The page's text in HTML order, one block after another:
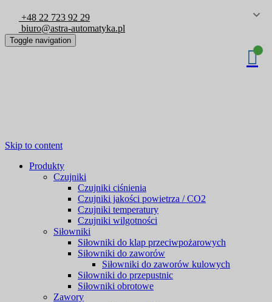
+48 22 723 92 29
biuro@astra-automatyka.pl
Toggle navigation
Skip to content
Produkty
Czujniki
Czujniki ciśnienia
Czujniki jakości powietrza / CO2
Czujniki temperatury
Czujniki wilgotności
Siłowniki
Siłowniki do klap przeciwpożarowych
Siłowniki do zaworów
Siłowniki do zaworów kulowych
Siłowniki do przepustnic
Siłowniki obrotowe
Zawory